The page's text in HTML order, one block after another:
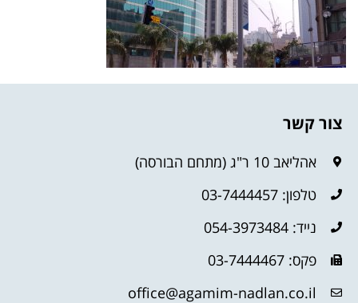
צור קשר
אהליאב 10 ר"ג (מתחם הבורסה)
טלפון: 03-7444457
נייד: 054-3973484
פקס: 03-7444467
office@agamim-nadlan.co.il